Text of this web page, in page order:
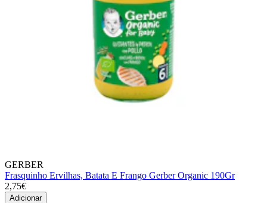
GERBER
Frasquinho Ervilhas, Batata E Frango Gerber Organic 190Gr
2,75€
Adicionar